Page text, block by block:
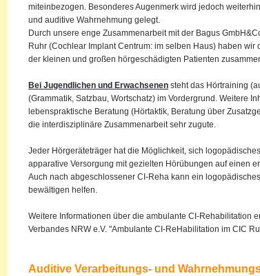
miteinbezogen. Besonderes Augenmerk wird jedoch
und auditive Wahrnehmung gelegt.
Durch unsere enge Zusammenarbeit mit der Bagus
Ruhr (Cochlear Implant Centrum: im selben Haus) haben
der kleinen und großen hörgeschädigten Patienten
Bei Jugendlichen und Erwachsenen steht das Hörtraining
(Grammatik, Satzbau, Wortschatz) im Vordergrund. Weitere
lebenspraktische Beratung (Hörtaktik, Beratung über
die interdisziplinäre Zusammenarbeit sehr zugute.
Jeder Hörgeräteträger hat die Möglichkeit, sich
apparative Versorgung mit gezielten Hörübungen auf einen
Auch nach abgeschlossener CI-Reha kann ein
bewältigen helfen.
Weitere Informationen über die ambulante CI-Rehabilitation
Verbandes NRW e.V. "Ambulante CI-ReHabilitation im CIC
Auditive Verarbeitungs- und